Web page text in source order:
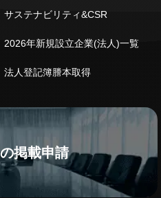
サステナビリティ&CSR
2026年新規設立企業(法人)一覧
法人登記簿謄本取得
掲載申請